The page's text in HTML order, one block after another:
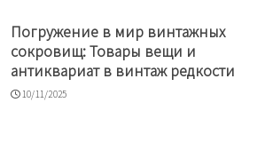
Погружение в мир винтажных
сокровищ: Товары вещи и
антиквариат в винтаж редкости
10/11/2025